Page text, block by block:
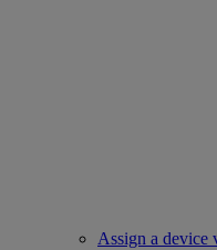
Assign a device